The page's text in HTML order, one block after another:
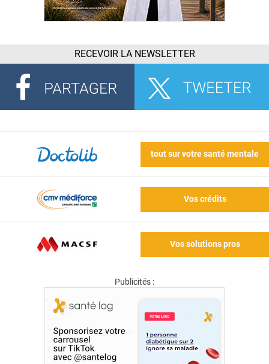
RECEVOIR LA NEWSLETTER
tout sur votre santé mentale
Vos crédits
Vos solutions pros
Publicités :